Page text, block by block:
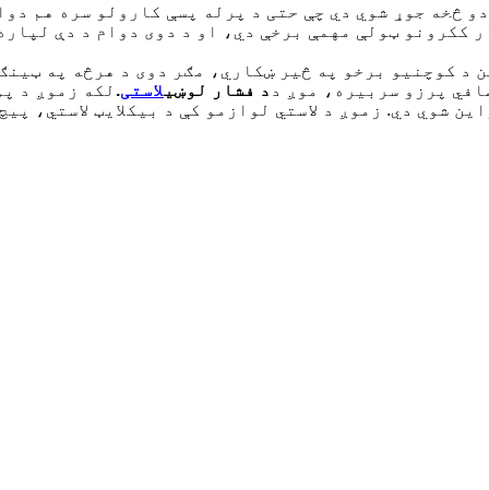
د کوچنیو برخو په څیر ښکاري، مګر دوی د هرڅه په
پرزو سربیره، موږ د د فشار لوښيلاستی. لکه زموږ د
شوي دي. زموږ د لاستي لوازمو کې د بیکلایټ لاستي،